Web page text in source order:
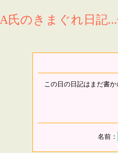
A氏のきまぐれ日記
この日の日記はまだ書か
名前：